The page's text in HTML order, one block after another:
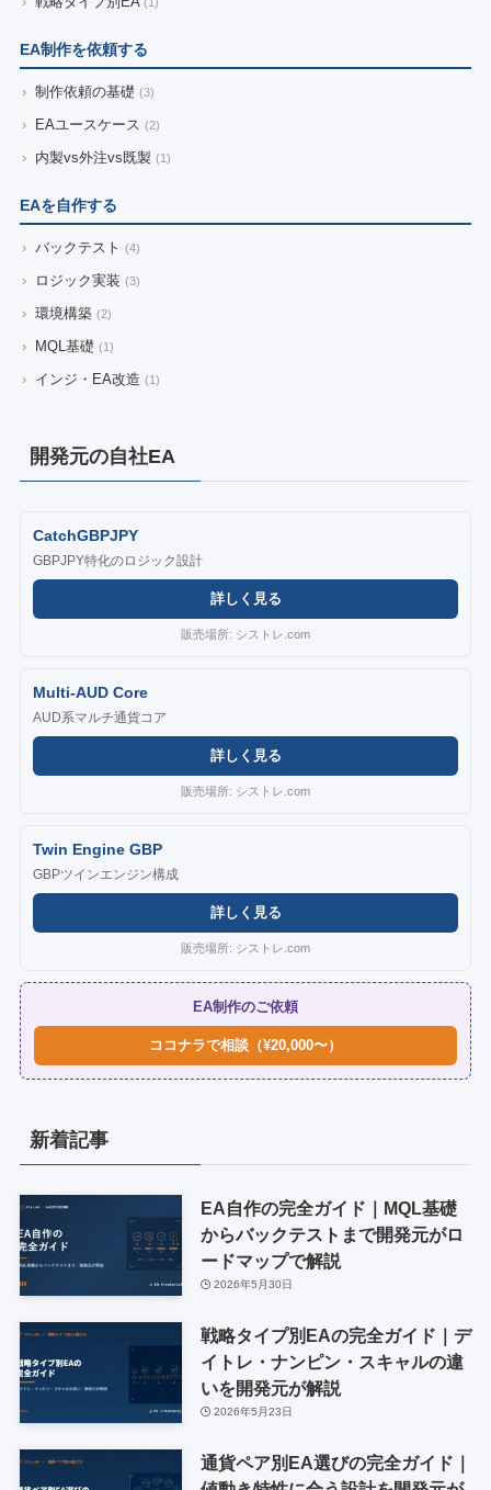
EA制作を依頼する
› 制作依頼の基礎 (3)
› EAユースケース (2)
› 内製vs外注vs既製 (1)
EAを自作する
› バックテスト (4)
› ロジック実装 (3)
› 環境構築 (2)
› MQL基礎 (1)
› インジ・EA改造 (1)
開発元の自社EA
CatchGBPJPY
GBPJPY特化のロジック設計
詳しく見る
販売場所: シストレ.com
Multi-AUD Core
AUD系マルチ通貨コア
詳しく見る
販売場所: シストレ.com
Twin Engine GBP
GBPツインエンジン構成
詳しく見る
販売場所: シストレ.com
EA制作のご依頼
ココナラで相談（¥20,000〜）
新着記事
EA自作の完全ガイド｜MQL基礎
からバックテストまで開発元がロ
ードマップで解説
2026年5月30日
戦略タイプ別EAの完全ガイド｜デ
イトレ・ナンピン・スキャルの違
いを開発元が解説
2026年5月23日
通貨ペア別EA選びの完全ガイド｜